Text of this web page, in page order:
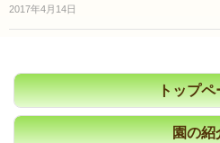
2017年4月14日
トップペ
園の紹